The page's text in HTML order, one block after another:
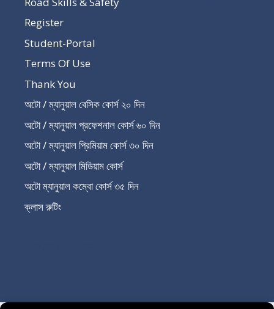
Register
Student-Portal
Terms Of Use
Thank You
অটো / ম্যানুয়াল বেসিক কোর্স ২০ দিন
অটো / ম্যানুয়াল প্রফেশনাল কোর্স ৬০ দিন
অটো / ম্যানুয়াল প্রিমিয়াম কোর্স ৩০ দিন
অটো / ম্যানুয়াল মিডিয়াম কোর্স
অটো ম্যানুয়াল কম্বো কোর্স ৩৫ দিন
ক্লাস রুটিং